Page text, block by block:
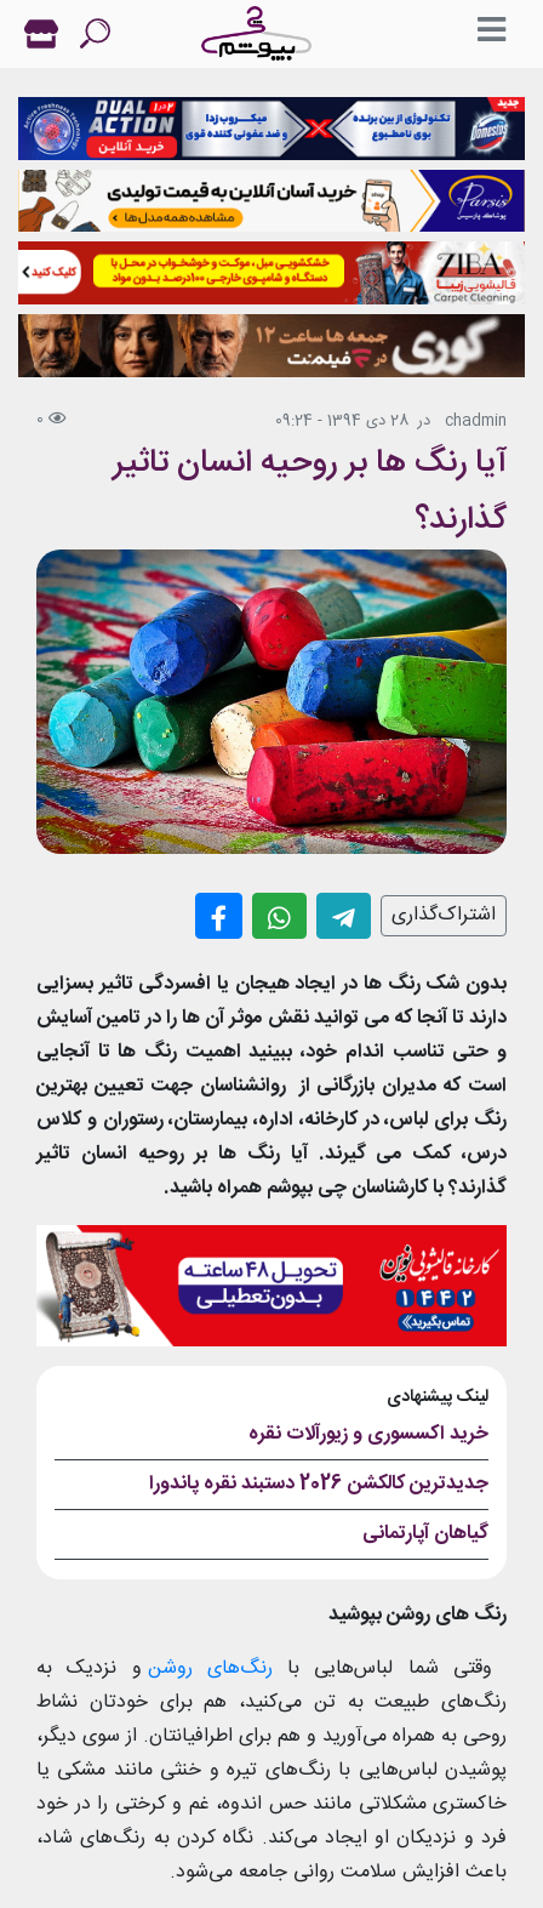
chadmin در 28 دی 1394 - 09:24 0
آیا رنگ ها بر روحیه انسان تاثیر
گذارند؟
اشتراک‌گذاری
بدون شک رنگ ها در ایجاد هیجان یا افسردگی تاثیر بسزایی
دارند تا آنجا که می توانید نقش موثر آن ها را در تامین آسایش
و حتی تناسب اندام خود، ببینید اهمیت رنگ ها تا آنجایی
است که مدیران بازرگانی از روانشناسان جهت تعیین بهترین
رنگ برای لباس، در کارخانه، اداره، بیمارستان، رستوران و کلاس
درس، کمک می گیرند. آیا رنگ ها بر روحیه انسان تاثیر
گذارند؟ با کارشناسان چی بپوشم همراه باشید.
لینک پیشنهادی
خرید اکسسوری و زیورآلات نقره
جدیدترین کالکشن 2026 دستبند نقره پاندورا
گیاهان آپارتمانی
رنگ های روشن بپوشید
وقتی شما لباس‌هایی با رنگ‌های روشن و نزدیک به
رنگ‌های طبیعت به تن می‌کنید، هم برای خودتان نشاط
روحی به همراه می‌آورید و هم برای اطرافیانتان. از سوی دیگر،
پوشیدن لباس‌هایی با رنگ‌های تیره و خنثی مانند مشکی یا
خاکستری مشکلاتی مانند حس اندوه، غم و کرختی را در خود
فرد و نزدیکان او ایجاد می‌کند. نگاه کردن به رنگ‌های شاد،
باعث افزایش سلامت روانی جامعه می‌شود.